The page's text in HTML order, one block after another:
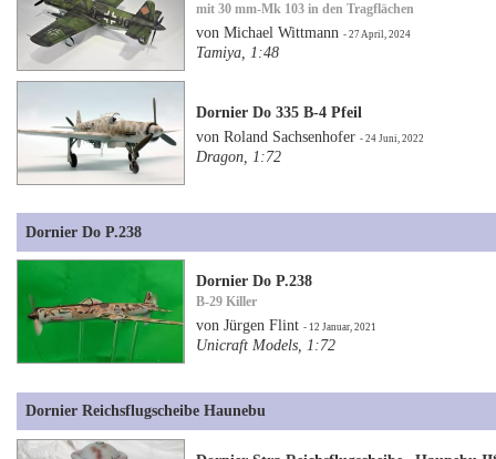
mit 30 mm-Mk 103 in den Tragflächen
von Michael Wittmann- 27 April, 2024
Tamiya, 1:48
Dornier Do 335 B-4 Pfeil
von Roland Sachsenhofer- 24 Juni, 2022
Dragon, 1:72
Dornier Do P.238
Dornier Do P.238
B-29 Killer
von Jürgen Flint- 12 Januar, 2021
Unicraft Models, 1:72
Dornier Reichsflugscheibe Haunebu